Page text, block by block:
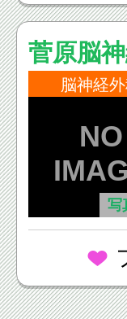
菅原脳
脳神経
写